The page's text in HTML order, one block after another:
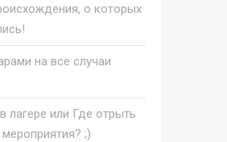
о которых
на все случаи
лагере или Где отрыть
;)